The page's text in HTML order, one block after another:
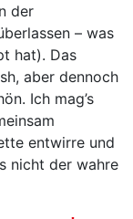
der
– was
hat). Das
aber dennoch
Ich mag’s
entwirre und
nicht der wahre